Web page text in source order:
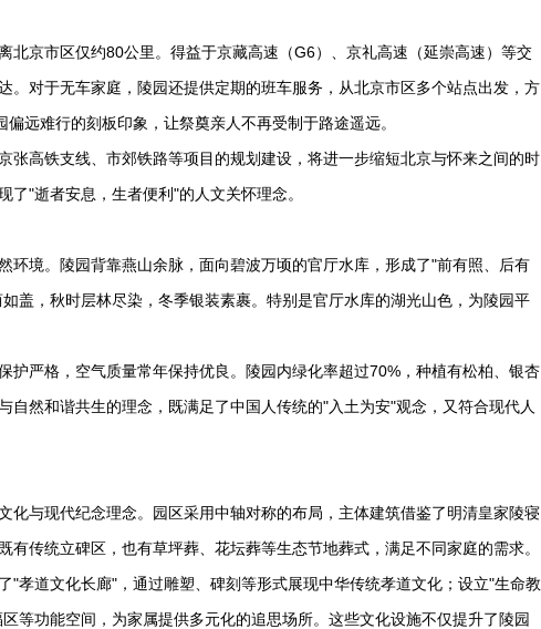
北京市区仅约80公里。得益于京藏高速（G6）、京礼高速（延崇高速）等交
。对于无车家庭，陵园还提供定期的班车服务，从北京市区多个站点出发，方
远难行的刻板印象，让祭奠亲人不再受制于路途遥远。
张高铁支线、市郊铁路等项目的规划建设，将进一步缩短北京与怀来之间的时
"逝者安息，生者便利"的人文关怀理念。
环境。陵园背靠燕山余脉，面向碧波万顷的官厅水库，形成了"前有照、后有
盖，秋时层林尽染，冬季银装素裹。特别是官厅水库的湖光山色，为陵园平
护严格，空气质量常年保持优良。陵园内绿化率超过70%，种植有松柏、银杏
然和谐共生的理念，既满足了中国人传统的"入土为安"观念，又符合现代人
化与现代纪念理念。园区采用中轴对称的布局，主体建筑借鉴了明清皇家陵寝
传统立碑区，也有草坪葬、花坛葬等生态节地葬式，满足不同家庭的需求。
"孝道文化长廊"，通过雕塑、碑刻等形式展现中华传统孝道文化；设立"生命教
等功能空间，为家属提供多元化的追思场所。这些文化设施不仅提升了陵园